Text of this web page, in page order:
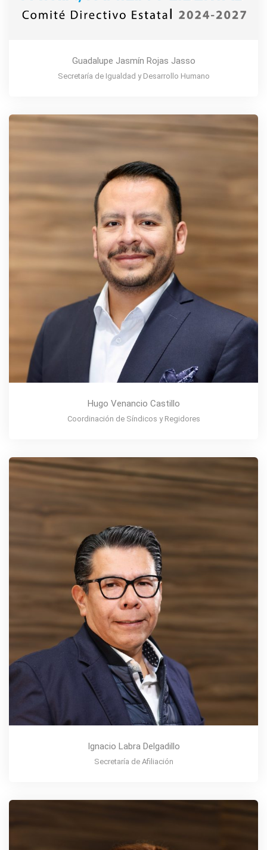
Guadalupe Jasmín Rojas Jasso
Secretaría de Igualdad y Desarrollo Humano
Hugo Venancio Castillo
Coordinación de Síndicos y Regidores
Ignacio Labra Delgadillo
Secretaría de Afiliación